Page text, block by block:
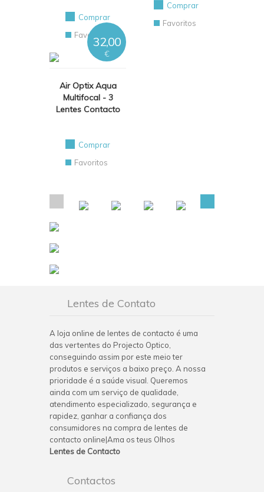
Comprar
Favoritos
Comprar
Favoritos
Air Optix Aqua
Multifocal - 3
Lentes Contacto
32,00
€
Comprar
Favoritos
Lentes de Contato
A loja online de lentes de contacto é uma
das vertentes do Projecto Optico,
conseguindo assim por este meio ter
produtos e serviços a baixo preço. A nossa
prioridade é a saúde visual. Queremos
ainda com um serviço de qualidade,
atendimento especializado, segurança e
rapidez, ganhar a confiança dos
consumidores na compra de lentes de
contacto online|Ama os teus Olhos
Lentes de Contacto
Contactos